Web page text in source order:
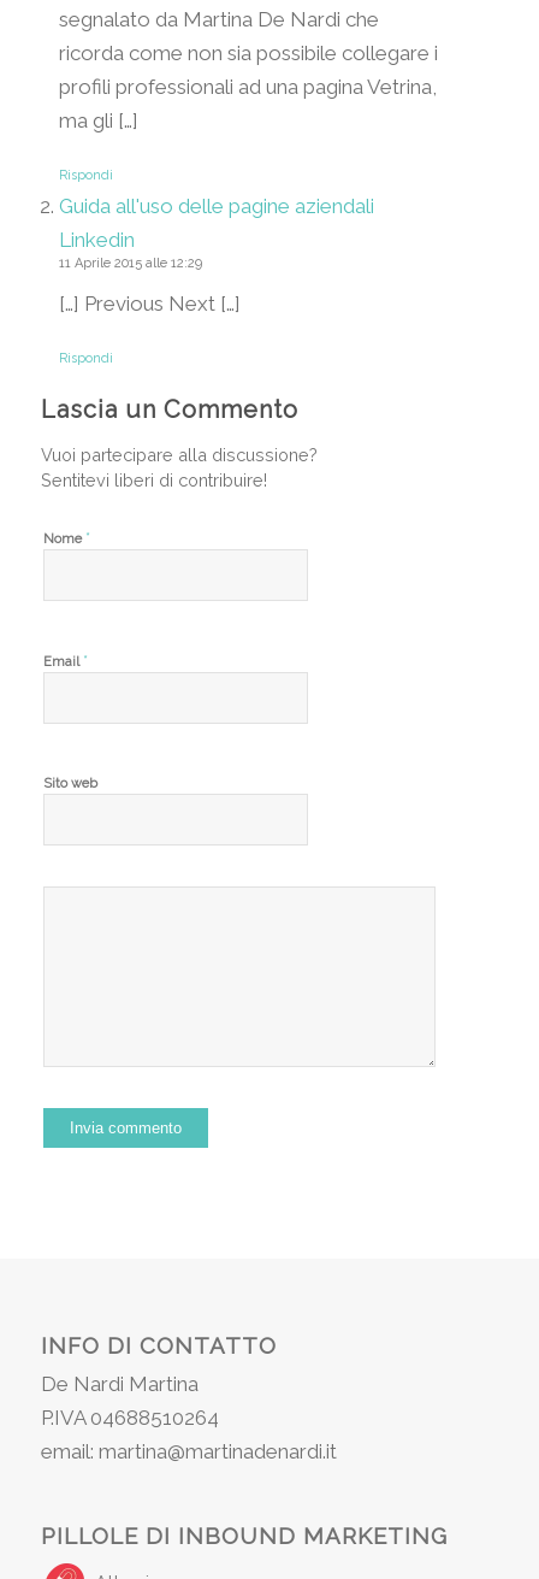
segnalato da Martina De Nardi che
ricorda come non sia possibile collegare i
profili professionali ad una pagina Vetrina,
ma gli […]
Rispondi
Guida all'uso delle pagine aziendali
Linkedin
11 Aprile 2015 alle 12:29
[…] Previous Next […]
Rispondi
Lascia un Commento
Vuoi partecipare alla discussione?
Sentitevi liberi di contribuire!
Nome *
Email *
Sito web
INFO DI CONTATTO
De Nardi Martina
P.IVA 04688510264
email: martina@martinadenardi.it
PILLOLE DI INBOUND MARKETING